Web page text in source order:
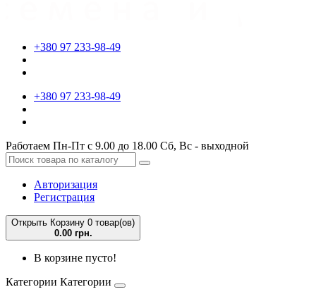
+380 97 233-98-49
+380 97 233-98-49
Работаем Пн-Пт с 9.00 до 18.00 Сб, Вс - выходной
Авторизация
Регистрация
Открыть Корзину 0 товар(ов)
0.00 грн.
В корзине пусто!
Категории Категории